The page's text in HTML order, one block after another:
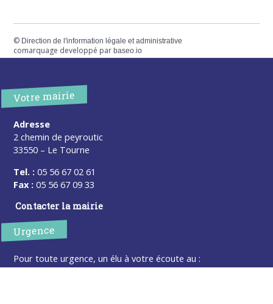
© Direction de l'information légale et administrative
comarquage developpé parbaseo.io
Votre mairie
Adresse
2 chemin de peyroutic
33550 – Le Tourne
Tel. : 05 56 67 02 61
Fax : 05 56 67 09 33
Contacter la mairie
Urgence
Pour toute urgence, un élu à votre écoute au :
06 47 37 43 11